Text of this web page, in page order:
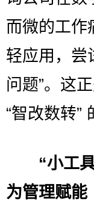
而微的工作
轻应用，尝
问题”。这
“智改数转”
“小工
为管理赋能